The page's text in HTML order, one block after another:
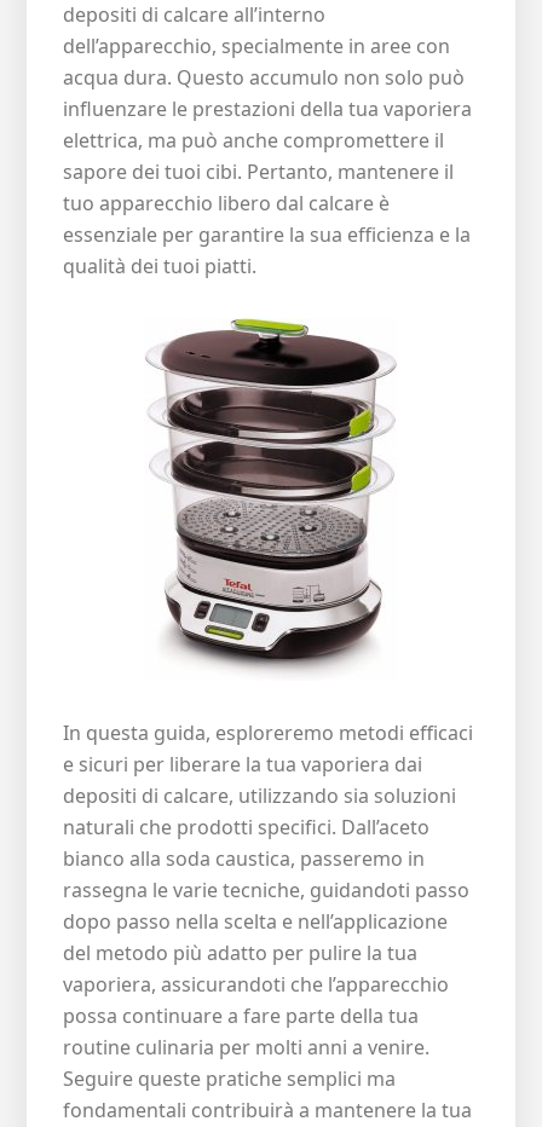
depositi di calcare all’interno
dell’apparecchio, specialmente in aree con
acqua dura. Questo accumulo non solo può
influenzare le prestazioni della tua vaporiera
elettrica, ma può anche compromettere il
sapore dei tuoi cibi. Pertanto, mantenere il
tuo apparecchio libero dal calcare è
essenziale per garantire la sua efficienza e la
qualità dei tuoi piatti.
In questa guida, esploreremo metodi efficaci
e sicuri per liberare la tua vaporiera dai
depositi di calcare, utilizzando sia soluzioni
naturali che prodotti specifici. Dall’aceto
bianco alla soda caustica, passeremo in
rassegna le varie tecniche, guidandoti passo
dopo passo nella scelta e nell’applicazione
del metodo più adatto per pulire la tua
vaporiera, assicurandoti che l’apparecchio
possa continuare a fare parte della tua
routine culinaria per molti anni a venire.
Seguire queste pratiche semplici ma
fondamentali contribuirà a mantenere la tua